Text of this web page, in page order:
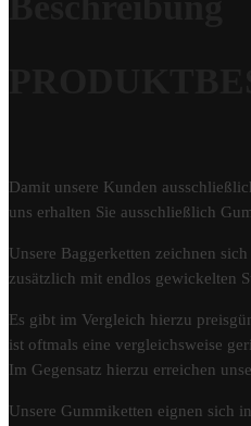
Damit unsere Kunden
uns erhalten Sie ausschließlich
Unsere Baggerketten zeichnen
zusätzlich mit endlos gewickelten
Es gibt im Vergleich hierzu
ist oftmals eine vergleichsweise
Im Gegensatz hierzu erreichen
Unsere Gummiketten eignen sich